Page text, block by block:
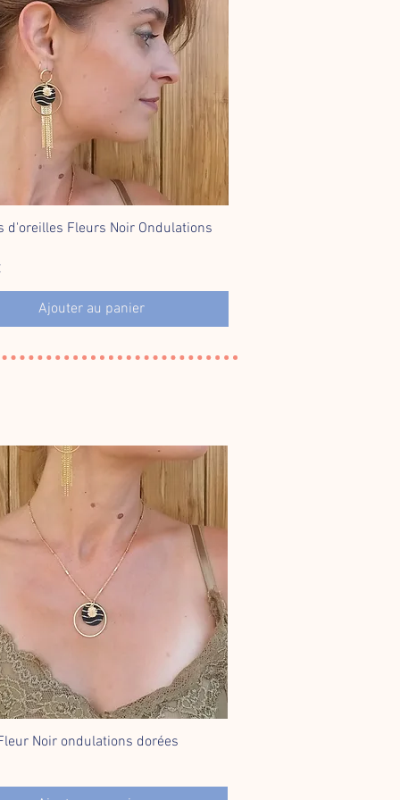
Aperçu rapide
d'oreilles Fleurs Noir Ondulations
Ajouter au panier
Aperçu rapide
Noir ondulations dorées